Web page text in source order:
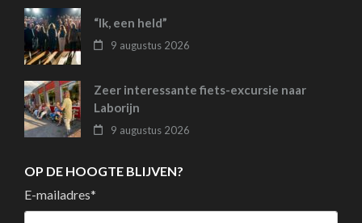
“Ik, een held”
9 augustus 2026
Zeer interessante fiets-excursie naar
Laborijn
9 augustus 2026
OP DE HOOGTE BLIJVEN?
E-mailadres*